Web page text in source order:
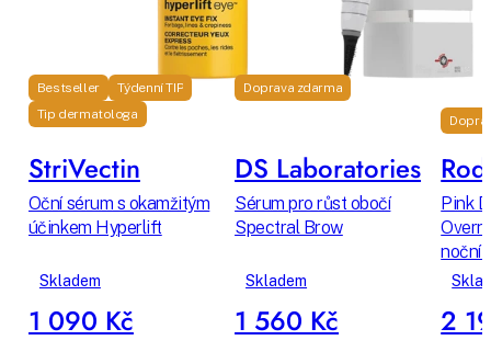
Bestseller
Týdenní TIP
Tip dermatologa
StriVectin
Oční sérum s okamžitým
účinkem Hyperlift
Skladem
1 090 Kč
Doprava zdarma
DS Laboratories
Sérum pro růst obočí
Spectral Brow
Skladem
1 560 Kč
Pink
noční
2